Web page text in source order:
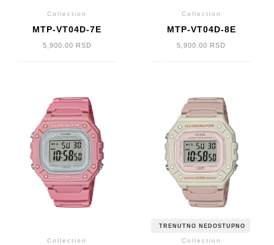
Collection
MTP-VT04D-7E
5,900.00 RSD
Collection
MTP-VT04D-8E
5,900.00 RSD
Collection
TRENUTNO NEDOSTUPNO
Collection